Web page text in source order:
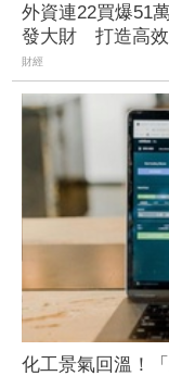
外資連22買爆51
發大財 打造高效
財經
化工景氣回溫！